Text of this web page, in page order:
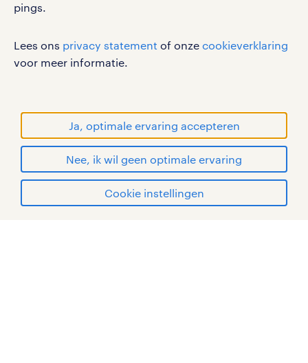
pings.
Lees ons privacy statement of onze cookieverklaring
voor meer informatie.
Ja, optimale ervaring accepteren
Nee, ik wil geen optimale ervaring
Cookie instellingen
cookies
handelsmerken van Randstad N.V.
© Randstad 2026